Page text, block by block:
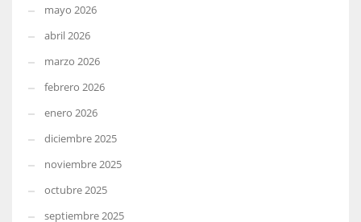
mayo 2026
abril 2026
marzo 2026
febrero 2026
enero 2026
diciembre 2025
noviembre 2025
octubre 2025
septiembre 2025